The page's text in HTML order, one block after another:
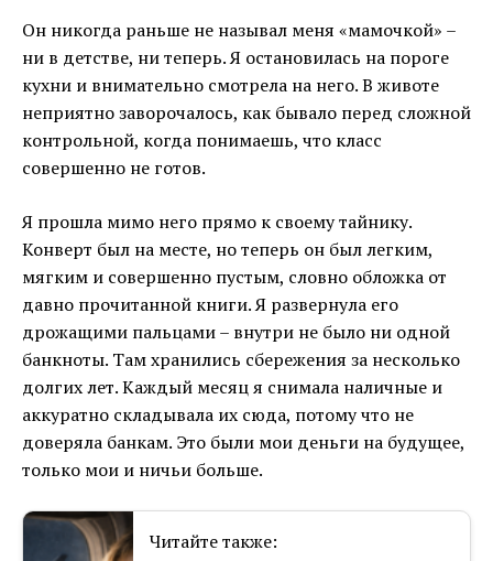
Он никогда раньше не называл меня «мамочкой» –
ни в детстве, ни теперь. Я остановилась на пороге
кухни и внимательно смотрела на него. В животе
неприятно заворочалось, как бывало перед сложной
контрольной, когда понимаешь, что класс
совершенно не готов.
Я прошла мимо него прямо к своему тайнику.
Конверт был на месте, но теперь он был легким,
мягким и совершенно пустым, словно обложка от
давно прочитанной книги. Я развернула его
дрожащими пальцами – внутри не было ни одной
банкноты. Там хранились сбережения за несколько
долгих лет. Каждый месяц я снимала наличные и
аккуратно складывала их сюда, потому что не
доверяла банкам. Это были мои деньги на будущее,
только мои и ничьи больше.
Читайте также: